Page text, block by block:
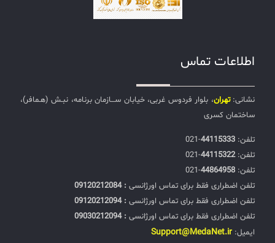
اطلاعات تماس
نشانی:تهران، بلوار فردوس غربی، خیابان ســـازمان برنامه، نبـش (هـمافر)،
ساختمان کسری
تلفن:‌ 44115333
-021
تلفن:‌44115322
-021
تلفن:‌ 44864958
-021
تلفن اضطراری فقط برای تماس اورژانسی : 09120212084
تلفن اضطراری فقط برای تماس اورژانسی : 09120212094
تلفن اضطراری فقط برای تماس اورژانسی : 09030212094
ایمیل: Support@MedaNet.ir